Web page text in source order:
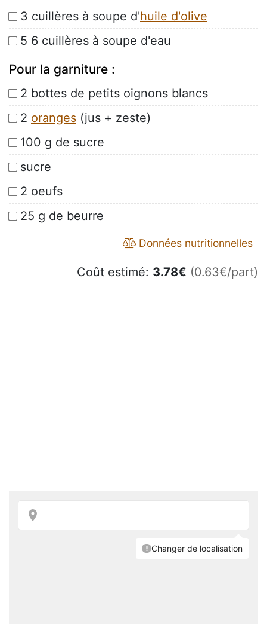
3 cuillères à soupe d'huile d'olive
5 6 cuillères à soupe d'eau
Pour la garniture :
2 bottes de petits oignons blancs
2 oranges (jus + zeste)
100 g de sucre
sucre
2 oeufs
25 g de beurre
Données nutritionnelles
Coût estimé: 3.78€ (0.63€/part)